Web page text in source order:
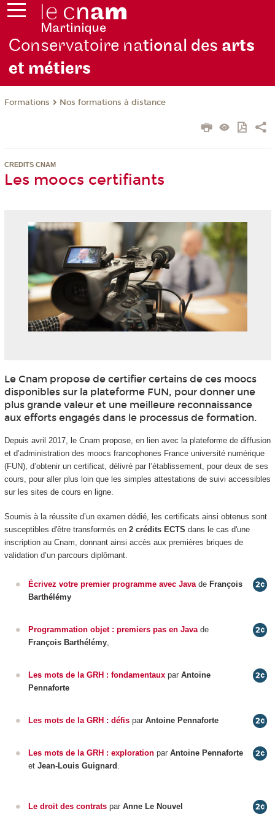
Conservatoire national des arts
et métiers
Formations Nos formations à distance
CREDITS CNAM
Les moocs certifiants
Le Cnam propose de certifier certains de ces moocs
disponibles sur la plateforme FUN, pour donner une
plus grande valeur et une meilleure reconnaissance
aux efforts engagés dans le processus de formation.
Depuis avril 2017, le Cnam propose, en lien avec la plateforme de diffusion
et d’administration des moocs francophones France université numérique
(FUN), d’obtenir un certificat, délivré par l’établissement, pour deux de ses
cours, pour aller plus loin que les simples attestations de suivi accessibles
sur les sites de cours en ligne.
Soumis à la réussite d’un examen dédié, les certificats ainsi obtenus sont
susceptibles d'être transformés en 2 crédits ECTS dans le cas d'une
inscription au Cnam, donnant ainsi accès aux premières briques de
validation d’un parcours diplômant.
Écrivez votre premier programme avec Javade François
Barthélémy
Programmation objet : premiers pas en Javade
François Barthélémy,
Les mots de la GRH : fondamentaux par Antoine
Pennaforte
Les mots de la GRH : défispar Antoine Pennaforte
Les mots de la GRH : explorationpar Antoine Pennaforte
et Jean-Louis Guignard
Le droit des contratspar Anne Le Nouvel